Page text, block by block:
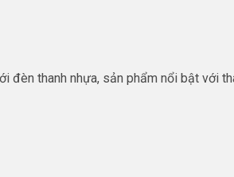
thanh nhựa, sản phẩm nổi bật với